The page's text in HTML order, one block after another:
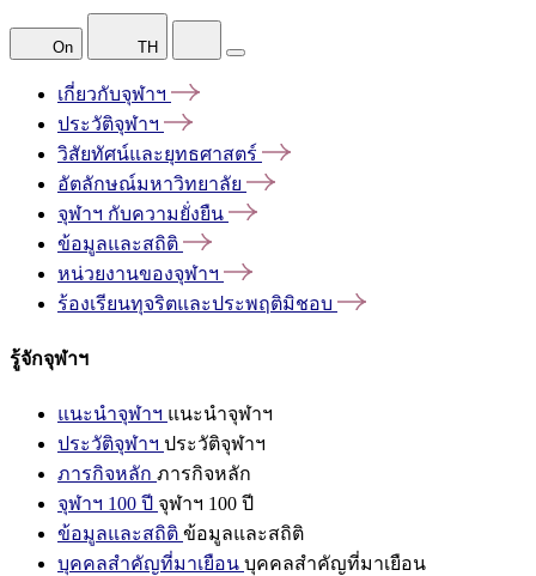
On TH
เกี่ยวกับจุฬาฯ
ประวัติจุฬาฯ
วิสัยทัศน์และยุทธศาสตร์
อัตลักษณ์มหาวิทยาลัย
จุฬาฯ กับความยั่งยืน
ข้อมูลและสถิติ
หน่วยงานของจุฬาฯ
ร้องเรียนทุจริตและประพฤติมิชอบ
รู้จักจุฬาฯ
แนะนำจุฬาฯ แนะนำจุฬาฯ
ประวัติจุฬาฯ ประวัติจุฬาฯ
ภารกิจหลัก ภารกิจหลัก
จุฬาฯ 100 ปี จุฬาฯ 100 ปี
ข้อมูลและสถิติ ข้อมูลและสถิติ
บุคคลสำคัญที่มาเยือน บุคคลสำคัญที่มาเยือน